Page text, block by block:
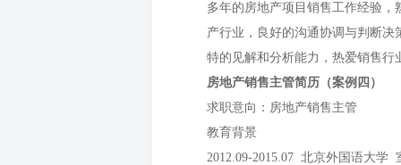
多年的房地产项目销售工作经验
产行业，良好的沟通协调与判断
特的见解和分析能力，热爱销售行
房地产销售主管简历（案例四）
求职意向：房地产销售主管
教育背景
2012.09-2015.07 北京外国语大学